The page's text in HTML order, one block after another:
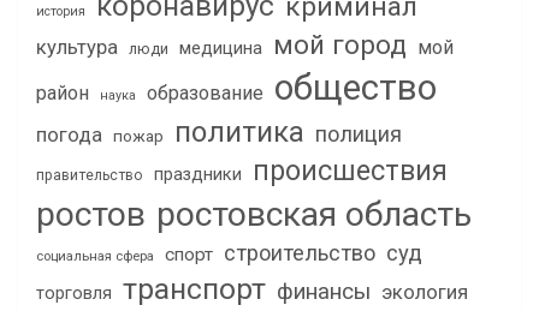
история криминал
культура люди медицина мой город мой
район
наука образование общество
погода пожар политика полиция
правительство праздники происшествия
ростов ростовская область
социальная сфера спорт строительство суд
торговля транспорт финансы экология